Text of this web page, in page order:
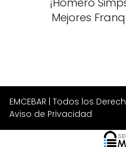
Mejores
EMCEBAR | Todos los
Aviso de Privacidad